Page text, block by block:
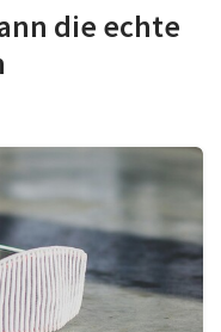
die echte